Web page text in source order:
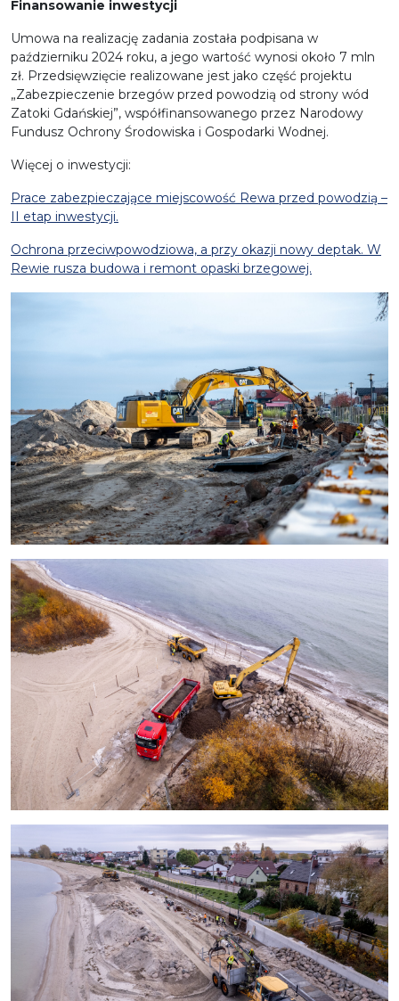
Finansowanie inwestycji
Umowa na realizację zadania została podpisana w
październiku 2024 roku, a jego wartość wynosi około 7 mln
zł. Przedsięwzięcie realizowane jest jako część projektu
„Zabezpieczenie brzegów przed powodzią od strony wód
Zatoki Gdańskiej”, współfinansowanego przez Narodowy
Fundusz Ochrony Środowiska i Gospodarki Wodnej.
Więcej o inwestycji:
Prace zabezpieczające miejscowość Rewa przed powodzią –
II etap inwestycji.
Ochrona przeciwpowodziowa, a przy okazji nowy deptak. W
Rewie rusza budowa i remont opaski brzegowej.